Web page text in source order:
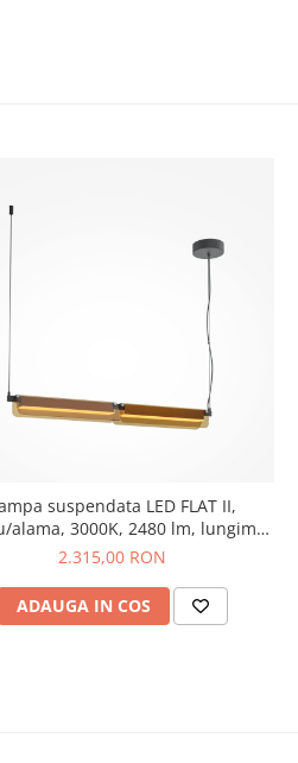
suspendata LED FLAT II,
alama, 3000K, 2480 lm, lungime
93 cm - MAYTONI
2.315,00 RON
ADAUGA IN COS